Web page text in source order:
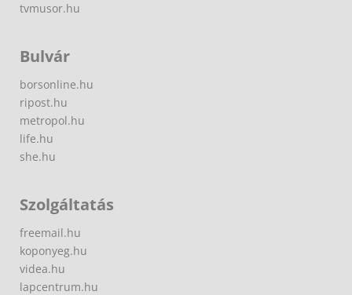
tvmusor.hu
Bulvár
borsonline.hu
ripost.hu
metropol.hu
life.hu
she.hu
Szolgáltatás
freemail.hu
koponyeg.hu
videa.hu
lapcentrum.hu